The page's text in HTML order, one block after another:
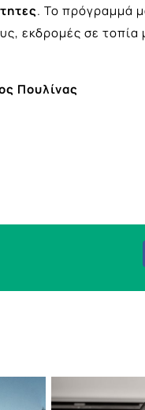
. Το πρόγραμμά
εκδρομές σε τοπία
Πουλίνας